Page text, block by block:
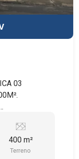
03
EM UM
400 m²
Terreno